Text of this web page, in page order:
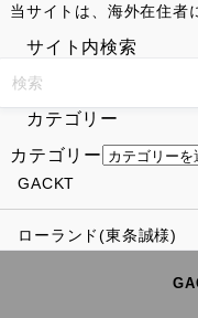
当サイトは、海外在住者
サイト内検索
カテゴリー
カテゴリー
GACKT
ローランド(東条誠様)